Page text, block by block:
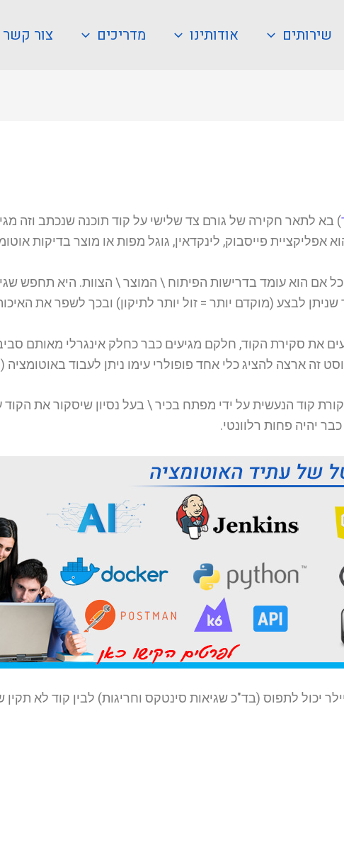
שירותים אודותינו מדריכים צור קשר
) בא לתאר חקירה של גורם צד שלישי על קוד תוכנה שנכתב וזה
אפליקציית פייסבוק, לינקדאין, גוגל מפות או מוצר בדיקות
אם הוא עומד בדרישות הפיתוח \ המוצר \ הצוות. היא תחפש
לבצע (מוקדם יותר = זול יותר לתיקון) ובכך לשפר את
זה ארצה להציג כלי אחד פופולרי עימו ניתן לעבוד
קוד הנעשית על ידי מפתח בכיר \ בעל נסיון שיסקור את הקוד
יכול לתפוס (בד"כ שגיאות סינטקס וחריגות) לבין קוד לא תקין